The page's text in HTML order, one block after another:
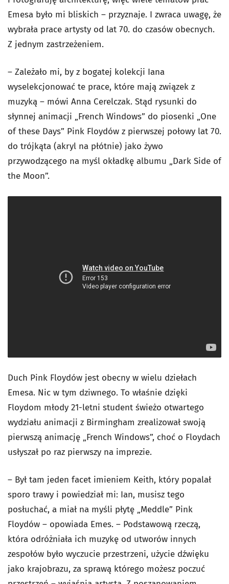
Emesa było mi bliskich – przyznaje. I zwraca uwagę, że
wybrała prace artysty od lat 70. do czasów obecnych.
Z jednym zastrzeżeniem.
– Zależało mi, by z bogatej kolekcji Iana
wyselekcjonować te prace, które mają związek z
muzyką – mówi Anna Cerelczak. Stąd rysunki do
słynnej animacji „French Windows” do piosenki „One
of these Days” Pink Floydów z pierwszej połowy lat 70.
do trójkąta (akryl na płótnie) jako żywo
przywodzącego na myśl okładkę albumu „Dark Side of
the Moon”.
Duch Pink Floydów jest obecny w wielu dziełach
Emesa. Nic w tym dziwnego. To właśnie dzięki
Floydom młody 21-letni student świeżo otwartego
wydziału animacji z Birmingham zrealizował swoją
pierwszą animację „French Windows”, choć o Floydach
usłyszał po raz pierwszy na imprezie.
– Był tam jeden facet imieniem Keith, który popalał
sporo trawy i powiedział mi: Ian, musisz tego
posłuchać, a miał na myśli płytę „Meddle” Pink
Floydów – opowiada Emes. – Podstawową rzeczą,
która odróżniała ich muzykę od utworów innych
zespołów było wyczucie przestrzeni, użycie dźwięku
jako krajobrazu, za sprawą którego możesz poczuć